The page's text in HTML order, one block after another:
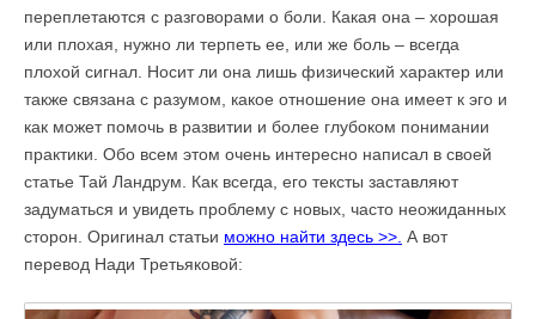
переплетаются с разговорами о боли. Какая она – хорошая
или плохая, нужно ли терпеть ее, или же боль – всегда
плохой сигнал. Носит ли она лишь физический характер или
также связана с разумом, какое отношение она имеет к эго и
как может помочь в развитии и более глубоком понимании
практики. Обо всем этом очень интересно написал в своей
статье Тай Ландрум. Как всегда, его тексты заставляют
задуматься и увидеть проблему с новых, часто неожиданных
сторон. Оригинал статьи можно найти здесь >>. А вот
перевод Нади Третьяковой: